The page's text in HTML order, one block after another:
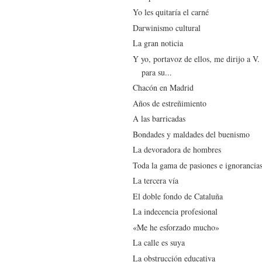
Yo les quitaría el carné
Darwinismo cultural
La gran noticia
Y yo, portavoz de ellos, me dirijo a
para su...
Chacón en Madrid
Años de estreñimiento
A las barricadas
Bondades y maldades del buenismo
La devoradora de hombres
Toda la gama de pasiones e
La tercera vía
El doble fondo de Cataluña
La indecencia profesional
«Me he esforzado mucho»
La calle es suya
La obstrucción educativa